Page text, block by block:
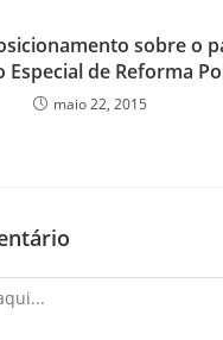
sobre o
Especial de Reforma
maio 22, 2015